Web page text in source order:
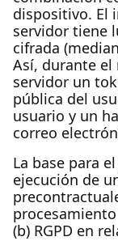
dispositivo. El
servidor tiene
cifrada
Así, durante el
servidor un
pública del
usuario y un
correo
La base para
ejecución de
(b) RGPD en